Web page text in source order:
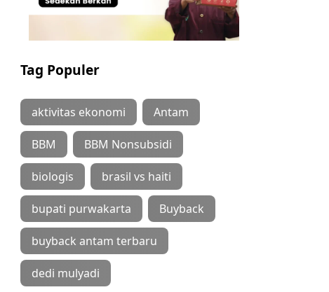
Tag Populer
aktivitas ekonomi Antam
BBM BBM Nonsubsidi
biologis brasil vs haiti
bupati purwakarta Buyback
buyback antam terbaru
dedi mulyadi